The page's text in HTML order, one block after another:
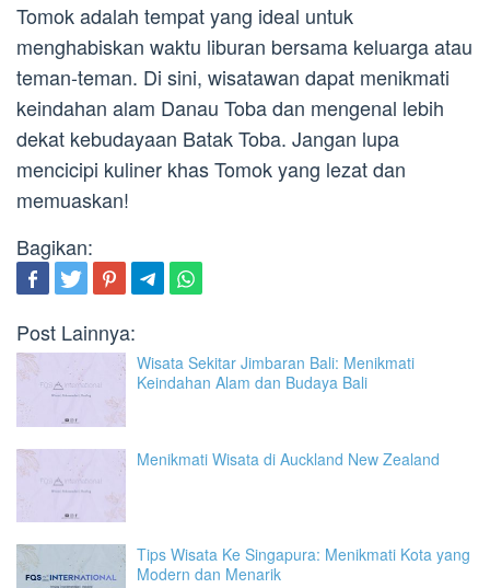
Tomok adalah tempat yang ideal untuk
menghabiskan waktu liburan bersama keluarga atau
teman-teman. Di sini, wisatawan dapat menikmati
keindahan alam Danau Toba dan mengenal lebih
dekat kebudayaan Batak Toba. Jangan lupa
mencicipi kuliner khas Tomok yang lezat dan
memuaskan!
Bagikan:
Post Lainnya:
Wisata Sekitar Jimbaran Bali: Menikmati
Keindahan Alam dan Budaya Bali
Menikmati Wisata di Auckland New Zealand
Tips Wisata Ke Singapura: Menikmati Kota yang
Modern dan Menarik